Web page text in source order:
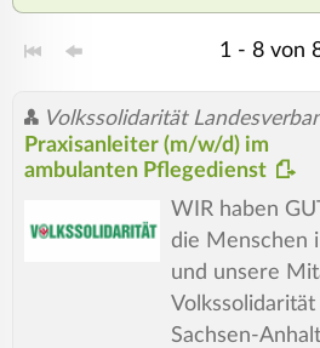
1 - 8 von
Volkssolidarität Landesverband
Praxisanleiter (m/w/d) im
ambulanten Pflegedienst
WIR haben
die Menschen
und unsere
Volkssolidarität
Sachsen-